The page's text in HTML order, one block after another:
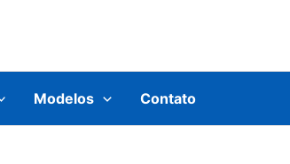
Modelos Contato